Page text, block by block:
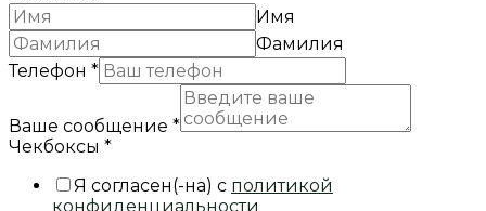
Имя
Фамилия
Телефон *
Ваше сообщение *
Чекбоксы *
Я согласен(-на) с политикой
конфиденциальности